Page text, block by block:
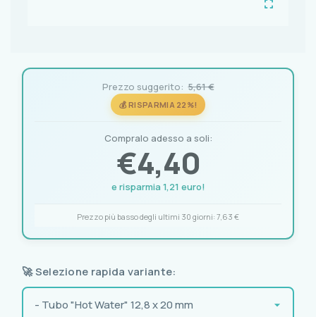
Prezzo suggerito: 5,61 €
💰 RISPARMIA 22%!
Compralo adesso a soli:
€4,40
e risparmia 1,21 euro!
Prezzo più basso degli ultimi 30 giorni: 7,63 €
🚀 Selezione rapida variante: